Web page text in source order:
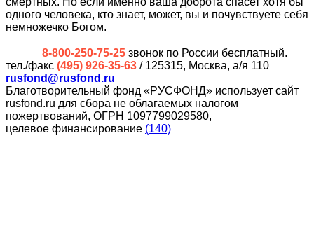
одного человека, кто знает, может, вы и почувствуете себя
немножечко Богом.
8-800-250-75-25 звонок по России бесплатный.
тел./факс (495) 926-35-63 / 125315, Москва, а/я 110
rusfond@rusfond.ru
Благотворительный фонд «РУСФОНД» использует сайт
rusfond.ru для сбора не облагаемых налогом
пожертвований, ОГРН 1097799029580,
целевое финансирование (140)